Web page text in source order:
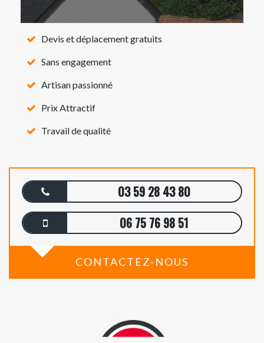
Devis et déplacement gratuits
Sans engagement
Artisan passionné
Prix Attractif
Travail de qualité
03 59 28 43 80
06 75 76 98 51
CONTACTEZ-NOUS